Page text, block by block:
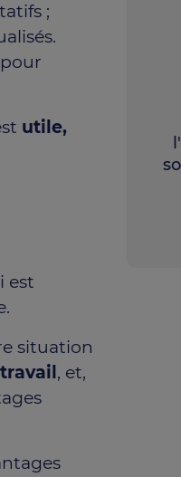
;
utile,
est
situation
, et,